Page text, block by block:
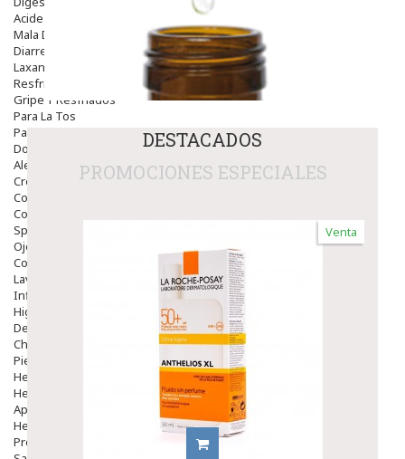
Acidez, Gases Y Ardores
Mala Digestion
Diarrea / Estreñimiento / Vómitos
Laxantes
Resfriados
Gripe Y Resfriados
Para La Tos
Para Descongestionar La Nariz
Dolor De Garganta
Alergias Y Picaduras
Cremas
Comprimidos
Colirios
Sprays
Ojos Y Oidos
Congestión
Lavado Ojos
Inflamación Del Oido (otitis)
Higiene Oido
Deshabituación Tabaquismo
Chicles
Piel
Herpes Y Hongos
Heridas Y úlceras
Aparato Genital
Hemorroides
Protectores Y Emolientes
DESTACADOS
PROMOCIONES ESPECIALES
Venta